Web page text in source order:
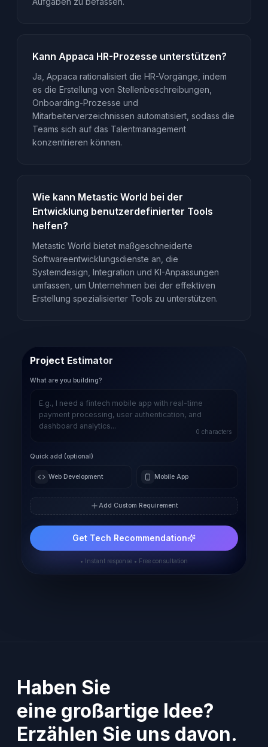
Kann Appaca HR-Prozesse unterstützen?
Ja, Appaca rationalisiert die HR-Vorgänge, indem
es die Erstellung von Stellenbeschreibungen,
Onboarding-Prozesse und
Mitarbeiterverzeichnissen automatisiert, sodass die
Teams sich auf das Talentmanagement
konzentrieren können.
Wie kann Metastic World bei der
Entwicklung benutzerdefinierter Tools
helfen?
Metastic World bietet maßgeschneiderte
Softwareentwicklungsdienste an, die
Systemdesign, Integration und KI-Anpassungen
umfassen, um Unternehmen bei der effektiven
Erstellung spezialisierter Tools zu unterstützen.
Project Estimator
What are you building?
0 characters
Quick add (optional)
Web Development Mobile App
Add Custom Requirement
Get Tech Recommendation
• Instant response • Free consultation
Haben Sie
eine großartige Idee?
Erzählen Sie uns davon.